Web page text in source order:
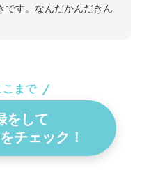
です。なんだかんだきん
こまで
をして
チェック！